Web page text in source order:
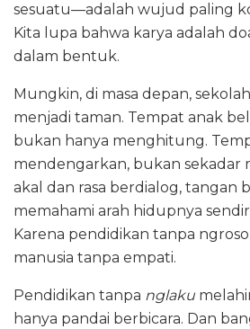
sesuatu—adalah wujud paling
Kita lupa bahwa karya adalah
dalam bentuk.
Mungkin, di masa depan,
menjadi taman. Tempat anak
bukan hanya menghitung.
mendengarkan, bukan sekadar
akal dan rasa berdialog, tangan
memahami arah hidupnya
Karena pendidikan tanpa
manusia tanpa empati.
Pendidikan tanpa nglaku
hanya pandai berbicara. Dan